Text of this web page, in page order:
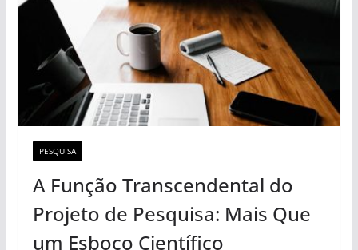
PESQUISA
A Função Transcendental do
Projeto de Pesquisa: Mais Que
um Esboço Científico